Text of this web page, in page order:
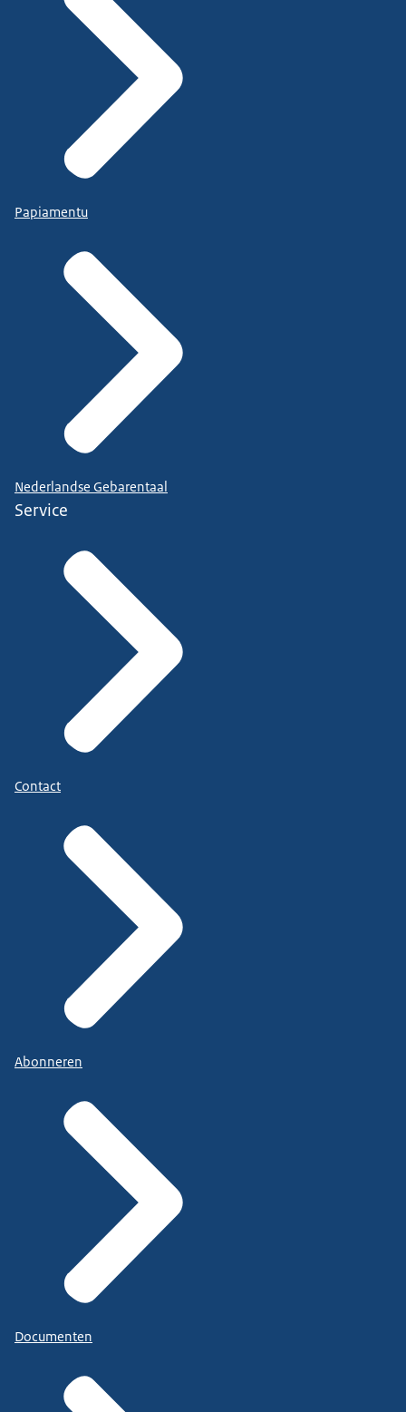
Papiamentu
Nederlandse Gebarentaal
Service
Contact
Abonneren
Documenten